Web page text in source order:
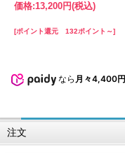
価格:13,200円(税込)
[ポイント還元 132ポイント～]
なら 月々4,400円
注文